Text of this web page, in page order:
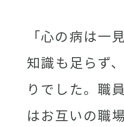
「心の病は一
知識も足らず
りでした。職
はお互いの職